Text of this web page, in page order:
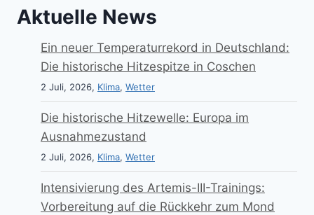
Aktuelle News
Ein neuer Temperaturrekord in Deutschland:
Die historische Hitzespitze in Coschen
2 Juli, 2026, Klima, Wetter
Die historische Hitzewelle: Europa im
Ausnahmezustand
2 Juli, 2026, Klima, Wetter
Intensivierung des Artemis-III-Trainings:
Vorbereitung auf die Rückkehr zum Mond